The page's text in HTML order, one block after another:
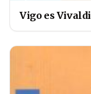
Vigo es Vivaldi